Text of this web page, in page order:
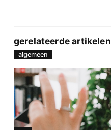
gerelateerde artikelen
algemeen